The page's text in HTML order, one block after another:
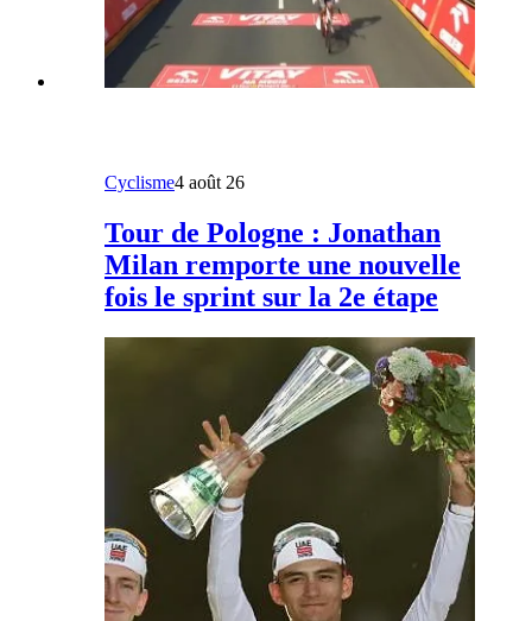
Cyclisme4 août 26
Tour de Pologne : Jonathan
Milan remporte une nouvelle
fois le sprint sur la 2e étape